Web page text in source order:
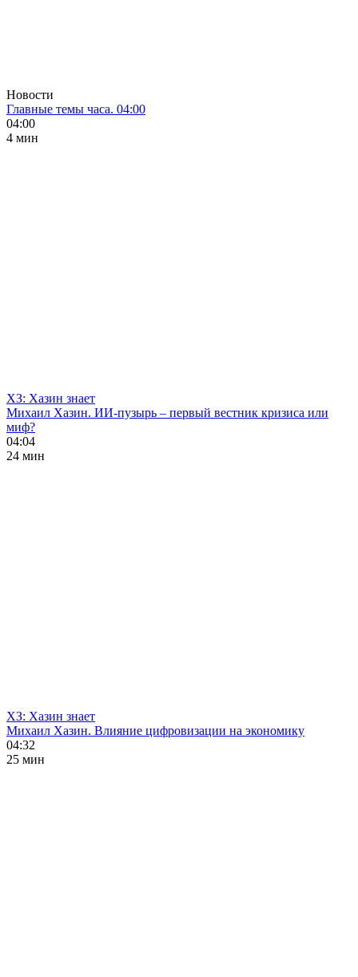
Новости
Главные темы часа. 04:00
04:00
4 мин
ХЗ: Хазин знает
Михаил Хазин. ИИ-пузырь – первый вестник кризиса или
миф?
04:04
24 мин
ХЗ: Хазин знает
Михаил Хазин. Влияние цифровизации на экономику
04:32
25 мин